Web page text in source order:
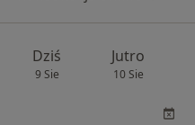
Dziś
9 Sie
Jutro
10 Sie